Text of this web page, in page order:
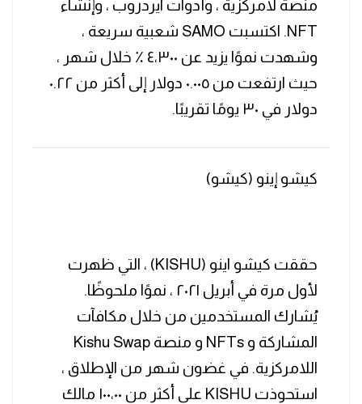
منصة لامركزية ، وأدوات ايردروب ، وإنشاء
NFT. اكتسبت SAMO شعبية سريعة ،
وشهدت نموًا يزيد عن ٤،٣٠٠ ٪ خلال شهر ،
حيث ارتفعت من ٠.٠٠٥ دولار إلى أكثر من ٠.٢٢
دولار في ٣٠ يومًا تقريبًا.
كيشو إينو (كيشو)
حققت كيشو اينو (KISHU) ، التي ظهرت
لأول مرة في أبريل ٢٠٢١ ، نموًا ملحوظًا.
يُشارك المستخدمين من خلال مكافآت
المشاركة و NFTs و منصة Kishu Swap
اللامركزية. في غضون شهر من الإطلاق ،
استحوذت KISHU على أكثر من ١٠٠،٠٠ مالك